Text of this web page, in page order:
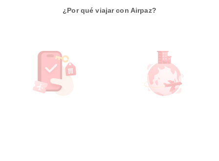
¿Por qué viajar con Airpaz?